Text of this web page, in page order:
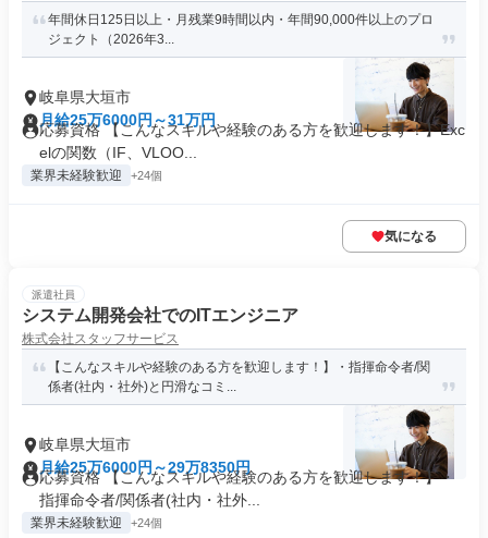
年間休日125日以上・月残業9時間以内・年間90,000件以上のプロ
ジェクト（2026年3...
岐阜県大垣市
月給25万6000円～31万円
応募資格 【こんなスキルや経験のある方を歓迎します！】Exc
elの関数（IF、VLOO...
業界未経験歓迎 +24個
気になる
派遣社員
システム開発会社でのITエンジニア
株式会社スタッフサービス
【こんなスキルや経験のある方を歓迎します！】・指揮命令者/関
係者(社内・社外)と円滑なコミ...
岐阜県大垣市
月給25万6000円～29万8350円
応募資格 【こんなスキルや経験のある方を歓迎します！】・
指揮命令者/関係者(社内・社外...
業界未経験歓迎 +24個